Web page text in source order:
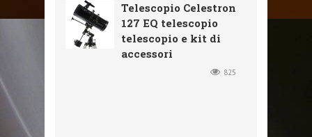
Telescopio Celestron
127 EQ telescopio
telescopio e kit di
accessori
825